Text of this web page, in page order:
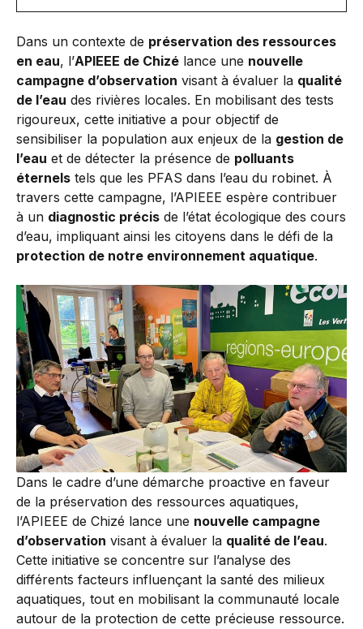
Dans un contexte de préservation des ressources
en eau, l’APIEEE de Chizé lance une nouvelle
campagne d’observation visant à évaluer la qualité
de l’eau des rivières locales. En mobilisant des tests
rigoureux, cette initiative a pour objectif de
sensibiliser la population aux enjeux de la gestion de
l’eau et de détecter la présence de polluants
éternels tels que les PFAS dans l’eau du robinet. À
travers cette campagne, l’APIEEE espère contribuer
à un diagnostic précis de l’état écologique des cours
d’eau, impliquant ainsi les citoyens dans le défi de la
protection de notre environnement aquatique.
Dans le cadre d’une démarche proactive en faveur
de la préservation des ressources aquatiques,
l’APIEEE de Chizé lance une nouvelle campagne
d’observation visant à évaluer la qualité de l’eau.
Cette initiative se concentre sur l’analyse des
différents facteurs influençant la santé des milieux
aquatiques, tout en mobilisant la communauté locale
autour de la protection de cette précieuse ressource.